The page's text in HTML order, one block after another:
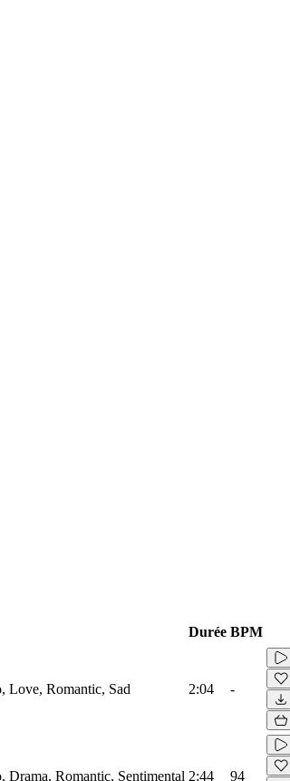
Durée BPM
Love, Romantic, Sad 2:04 -
Drama, Romantic, Sentimental 2:44 94